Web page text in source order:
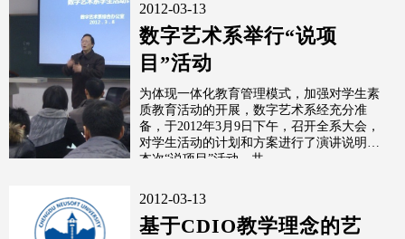
2012-03-13
数字艺术系举行“说项
目”活动
为体现一体化教育管理模式，加强对学生素
质教育活动的开展，数字艺术系经充分准
备，于2012年3月9日下午，召开全系大会，
对学生活动的计划和方案进行了演讲说明。
本次“说项目”活动，共
2012-03-13
基于CDIO教学理念的艺